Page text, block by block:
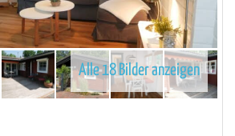
Alle 18 Bilder anzeigen